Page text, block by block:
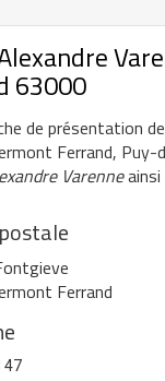
63000
de présentation
Ferrand,
Varenneainsi
Ferrand
47